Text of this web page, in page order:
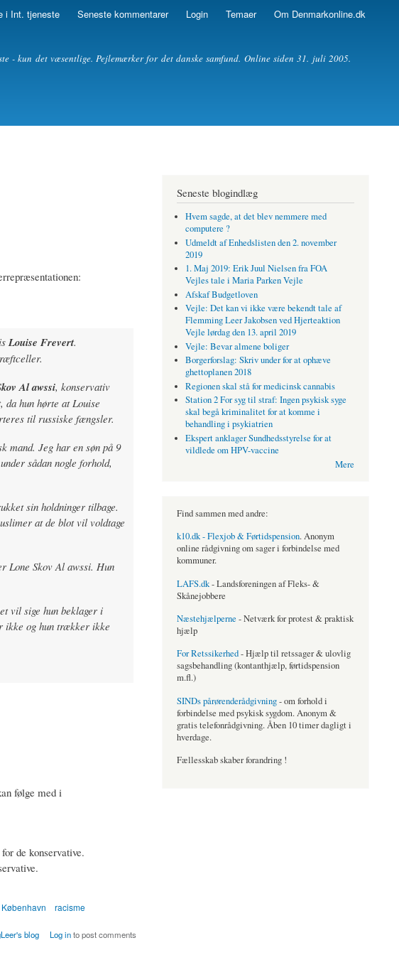
i Int. tjeneste Seneste kommentarer Login Temaer Om Denmarkonline.dk
- kun det væsentlige. Pejlemærker for det danske samfund. Online siden 31. juli 2005.
Louise Frevert.
Al awssi, konservativ
hun hørte at Louise
til russiske fængsler.
mand. Jeg har en søn på 9
sådan nogle forhold,
sin holdninger tilbage.
at de blot vil voldtage
Lone Skov Al awssi. Hun
vil sige hun beklager i
ikke og hun trækker ikke
følge med i
de konservative.
København racisme
blog Log into post comments
Seneste blogindlæg
Hvem sagde, at det blev nemmere med
computere ?
Udmeldt af Enhedslisten den 2. november
2019
1. Maj 2019: Erik Juul Nielsen fra FOA
Vejles tale i Maria Parken Vejle
Afskaf Budgetloven
Vejle: Det kan vi ikke være bekendt tale af
Flemming Leer Jakobsen ved Hjerteaktion
Vejle lørdag den 13. april 2019
Vejle: Bevar almene boliger
Borgerforslag: Skriv under for at ophæve
ghettoplanen 2018
Regionen skal stå for medicinsk cannabis
Station 2 For syg til straf: Ingen psykisk syge
skal begå kriminalitet for at komme i
behandling i psykiatrien
Ekspert anklager Sundhedsstyrelse for at
vildlede om HPV-vaccine
Mere
Find sammen med andre:
k10.dk - Flexjob & Førtidspension. Anonym
online rådgivning om sager i forbindelse med
kommuner.
LAFS.dk- Landsforeningen af Fleks- &
Skånejobbere
Næstehjælperne - Netværk for protest & praktisk
hjælp
For Retssikerhed- Hjælp til retssager & ulovlig
sagsbehandling (kontanthjælp, førtidspension
m.fl.)
SINDs pårørenderådgivning- om forhold i
forbindelse med psykisk sygdom. Anonym &
gratis telefonrådgivning. Åben 10 timer dagligt i
hverdage.
Fællesskab skaber forandring !